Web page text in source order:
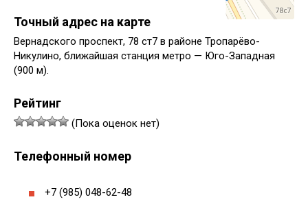
Точный адрес на карте
Вернадского проспект, 78 ст7 в районе Тропарёво-
Никулино, ближайшая станция метро — Юго-Западная
(900 м).
Рейтинг
(Пока оценок нет)
Телефонный номер
+7 (985) 048-62-48